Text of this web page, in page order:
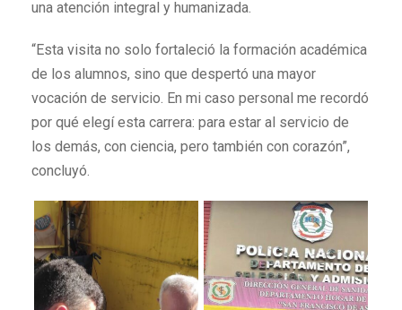
una atención integral y humanizada.
“Esta visita no solo fortaleció la formación académica
de los alumnos, sino que despertó una mayor
vocación de servicio. En mi caso personal me recordó
por qué elegí esta carrera: para estar al servicio de
los demás, con ciencia, pero también con corazón”,
concluyó.